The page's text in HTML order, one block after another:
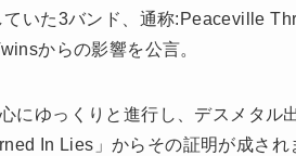
いた3バンド、通称:Peaceville
からの影響を公言。
ゆっくりと進行し、デスメタル
In Lies」からその証明が成され